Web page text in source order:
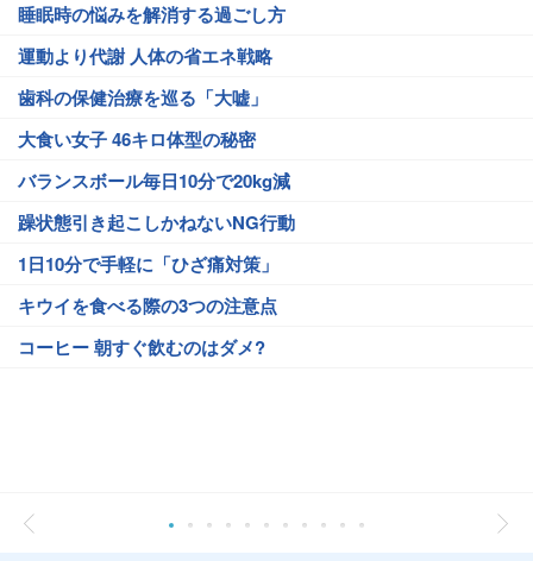
睡眠時の悩みを解消する過ごし方
運動より代謝 人体の省エネ戦略
歯科の保健治療を巡る「大嘘」
大食い女子 46キロ体型の秘密
バランスボール毎日10分で20kg減
躁状態引き起こしかねないNG行動
1日10分で手軽に「ひざ痛対策」
キウイを食べる際の3つの注意点
コーヒー 朝すぐ飲むのはダメ?